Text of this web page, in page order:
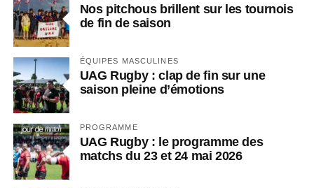
Nos pitchous brillent sur les tournois
de fin de saison
ÉQUIPES MASCULINES
UAG Rugby : clap de fin sur une
saison pleine d’émotions
PROGRAMME
UAG Rugby : le programme des
matchs du 23 et 24 mai 2026